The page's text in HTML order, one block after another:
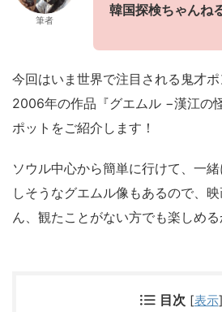
筆者
韓国探検ちゃんね
今回はいま世界で注目される鬼才
2006年の作品『グエムル −漢江の
ポットをご紹介します！
ソウル中心から簡単に行けて、一
しそうなグエムル像もあるので、
ん、観たことがない方でも楽しめる
目次 [表示]